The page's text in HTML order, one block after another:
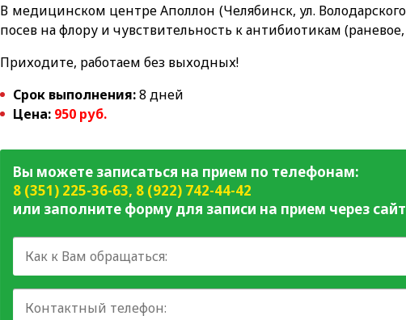
В медицинском центре Аполлон (Челябинск, ул.
посев на флору и чувствительность к антибиотикам (раневое,
Приходите, работаем без выходных!
Срок выполнения:8 дней
Цена: 950 руб.
Вы можете записаться на прием по телефонам:
8 (351) 225-36-63, 8 (922) 742-44-42
или заполните форму для записи на прием через